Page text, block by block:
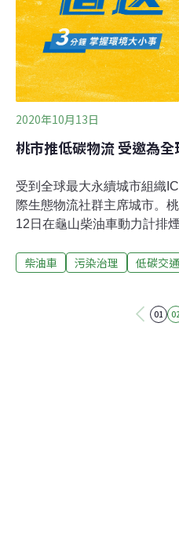
名單（Cities A List 2020）
2020年10月13日
桃市推低碳物流 受邀為
受到全球最大永續城市組織
際生態物流社群主席城市。
12日在龜山柴油車動力計排
題，也推動貨車進廠保養同
聚落，其中柴油車在桃園非
柴油車 污染治理 低碳交通
01